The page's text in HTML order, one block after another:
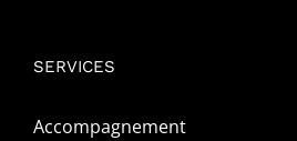
SERVICES
Accompagnement